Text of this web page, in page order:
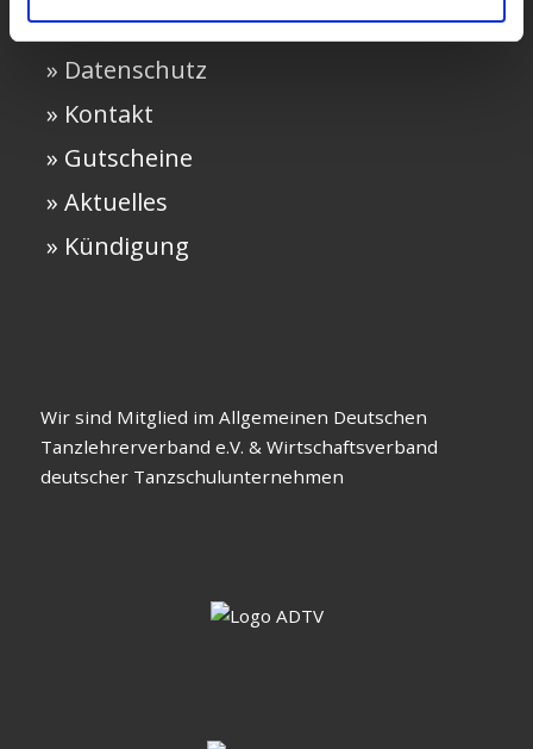
» Widerruf
» Datenschutz
» Kontakt
» Gutscheine
» Aktuelles
» Kündigung
Wir sind Mitglied im Allgemeinen Deutschen
Tanzlehrerverband e.V. & Wirtschaftsverband
deutscher Tanzschulunternehmen